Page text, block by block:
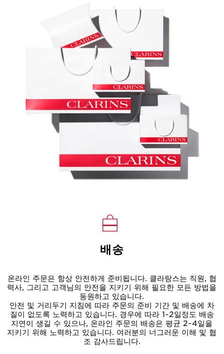
배송
온라인 주문은 항상 안전하게 준비됩니다. 클라랑스는 직원, 협
력사, 그리고 고객님의 안전을 지키기 위해 필요한 모든 방법을
동원하고 있습니다.
안전 및 거리두기 지침에 따라 주문의 준비 기간 및 배송에 차
질이 없도록 노력하고 있습니다. 경우에 따라 1~2일정도 배송
지연이 생길 수 있으나, 온라인 주문의 배송은 평균 2~4일을
지키기 위해 노력하고 있습니다. 여러분의 너그러운 이해 및 협
조 감사드립니다.